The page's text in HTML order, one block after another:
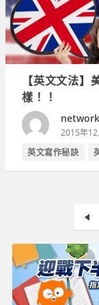
【英文文法
樣！！
2015年12
英文寫作秘訣